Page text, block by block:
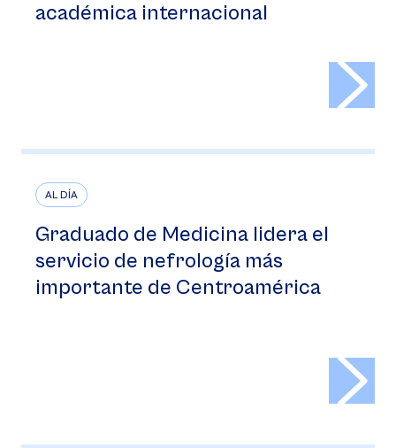
académica internacional
AL DÍA
Graduado de Medicina lidera el
servicio de nefrología más
importante de Centroamérica